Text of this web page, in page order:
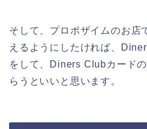
そして、プロポザイムのお
えるようにしたければ、
をして、Diners Clubカード
らうといいと思います。